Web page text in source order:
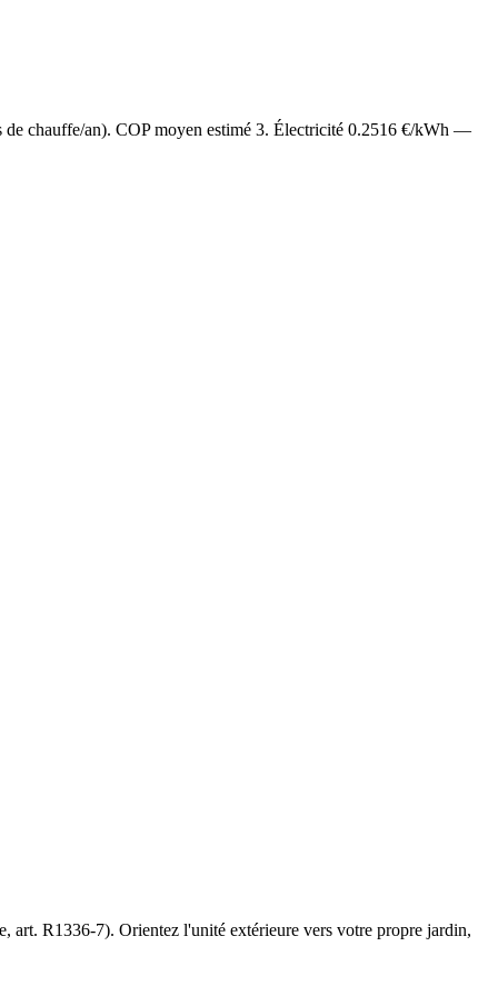
chauffe/an). COP moyen estimé 3. Électricité 0.2516 €/kWh —
art. R1336-7). Orientez l'unité extérieure vers votre propre jardin,